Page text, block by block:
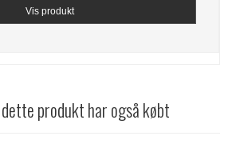
Vis produkt
produkt har også købt